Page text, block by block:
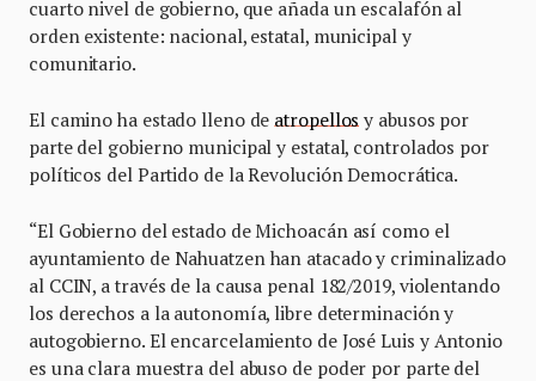
cuarto nivel de gobierno, que añada un escalafón al
orden existente: nacional, estatal, municipal y
comunitario.
El camino ha estado lleno deatropellos y abusos por
parte del gobierno municipal y estatal, controlados por
políticos del Partido de la Revolución Democrática.
“El Gobierno del estado de Michoacán así como el
ayuntamiento de Nahuatzen han atacado y criminalizado
al CCIN, a través de la causa penal 182/2019, violentando
los derechos a la autonomía, libre determinación y
autogobierno. El encarcelamiento de José Luis y Antonio
es una clara muestra del abuso de poder por parte del